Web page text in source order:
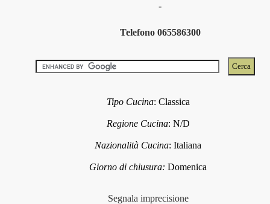
-
Telefono 065586300
Tipo Cucina: Classica
Regione Cucina: N/D
Nazionalità Cucina:Italiana
Giorno di chiusura:Domenica
Segnala imprecisione